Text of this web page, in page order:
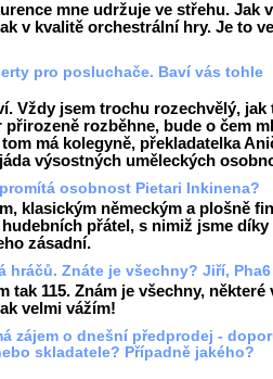
mne udržuje ve střehu. Jak
v kvalitě orchestrální hry. Je to
pro posluchače. Baví vás tohle
Vždy jsem trochu rozechvělý, jak
rozběhne, bude o čem
má kolegyně, překladatelka
výsostných uměleckých
osobnost Pietari Inkinena?
klasickým německým a plošně
přátel, s nimiž jsme díky
zásadní.
hráčů. Znáte je všechny? Jiří, Pha6
tak 115. Znám je všechny, některé
velmi vážím!
zájem o dnešní předprodej -
skladatele? Případně jakého?